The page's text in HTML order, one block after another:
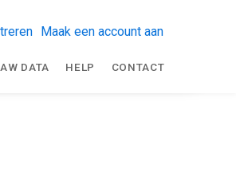
Maak een account aan
DATA HELP CONTACT